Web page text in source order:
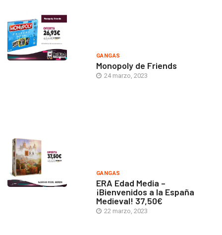
GANGAS
Monopoly de Friends
24 marzo, 2023
GANGAS
ERA Edad Media –
¡Bienvenidos a la España
Medieval! 37,50€
22 marzo, 2023